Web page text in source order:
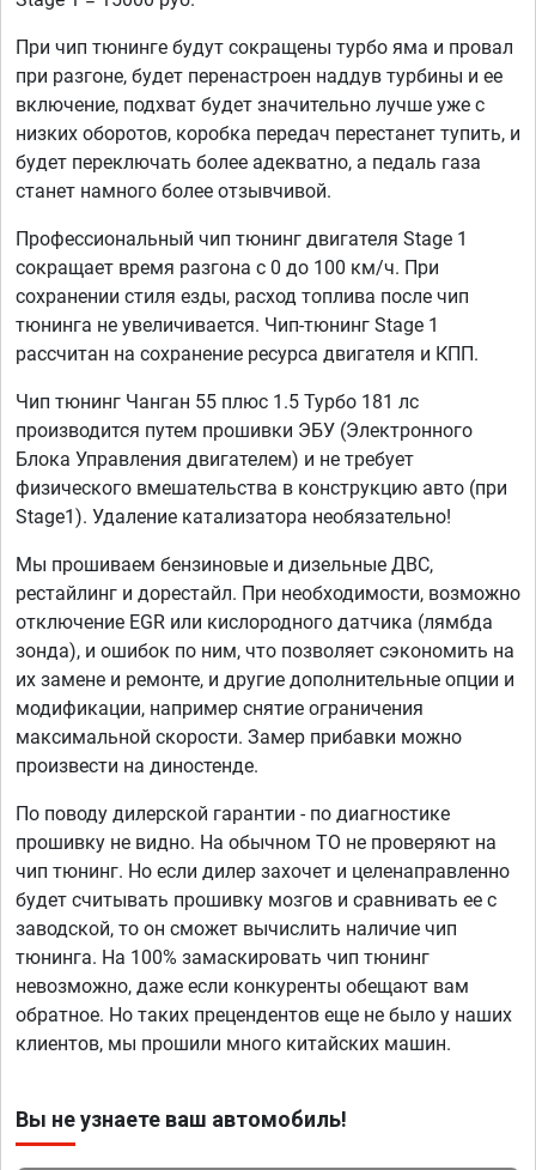
При чип тюнинге будут сокращены турбо яма и провал
при разгоне, будет перенастроен наддув турбины и ее
включение, подхват будет значительно лучше уже с
низких оборотов, коробка передач перестанет тупить, и
будет переключать более адекватно, а педаль газа
станет намного более отзывчивой.
Профессиональный чип тюнинг двигателя Stage 1
сокращает время разгона с 0 до 100 км/ч. При
сохранении стиля езды, расход топлива после чип
тюнинга не увеличивается. Чип-тюнинг Stage 1
рассчитан на сохранение ресурса двигателя и КПП.
Чип тюнинг Чанган 55 плюс 1.5 Турбо 181 лс
производится путем прошивки ЭБУ (Электронного
Блока Управления двигателем) и не требует
физического вмешательства в конструкцию авто (при
Stage1). Удаление катализатора необязательно!
Мы прошиваем бензиновые и дизельные ДВС,
рестайлинг и дорестайл. При необходимости, возможно
отключение EGR или кислородного датчика (лямбда
зонда), и ошибок по ним, что позволяет сэкономить на
их замене и ремонте, и другие дополнительные опции и
модификации, например снятие ограничения
максимальной скорости. Замер прибавки можно
произвести на диностенде.
По поводу дилерской гарантии - по диагностике
прошивку не видно. На обычном ТО не проверяют на
чип тюнинг. Но если дилер захочет и целенаправленно
будет считывать прошивку мозгов и сравнивать ее с
заводской, то он сможет вычислить наличие чип
тюнинга. На 100% замаскировать чип тюнинг
невозможно, даже если конкуренты обещают вам
обратное. Но таких прецендентов еще не было у наших
клиентов, мы прошили много китайских машин.
Вы не узнаете ваш автомобиль!